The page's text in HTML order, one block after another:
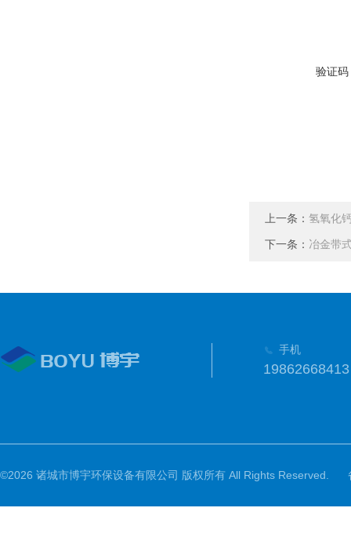
验证码
上一条： 氢氧化
下一条： 冶金带
手机
19862668413
©2026 诸城市博宇环保设备有限公司 版权所有 All Rights Reserved.